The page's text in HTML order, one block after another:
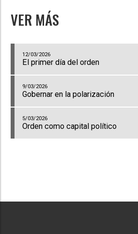
VER MÁS
12/03/2026
El primer día del orden
9/03/2026
Gobernar en la polarización
5/03/2026
Orden como capital político